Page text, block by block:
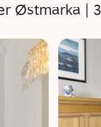
Østmarka | 3